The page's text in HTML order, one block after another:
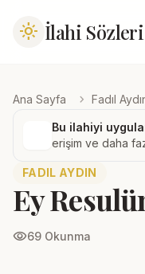
light_mode İlahi Sözleri
Ana Sayfa chevron_right Fadıl
Bu ilahiyi
erişim ve daha
FADIL AYDIN
Ey
visibility69 Okunma